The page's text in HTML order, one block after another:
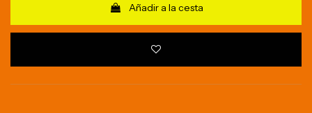
Añadir a la cesta